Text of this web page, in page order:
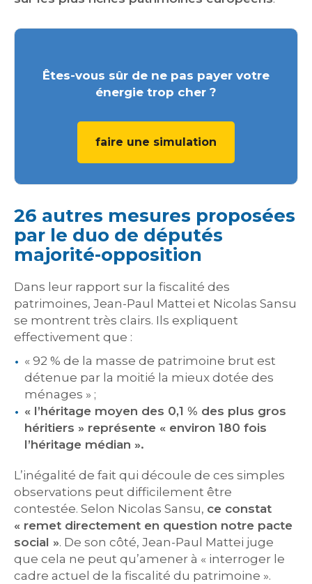
Êtes-vous sûr de ne pas payer votre
énergie trop cher ?
faire une simulation
26 autres mesures proposées
par le duo de députés
majorité-opposition
Dans leur rapport sur la fiscalité des
patrimoines, Jean-Paul Mattei et Nicolas Sansu
se montrent très clairs. Ils expliquent
effectivement que :
« 92 % de la masse de patrimoine brut est
détenue par la moitié la mieux dotée des
ménages » ;
« l’héritage moyen des 0,1 % des plus gros
héritiers » représente « environ 180 fois
l’héritage médian ».
L’inégalité de fait qui découle de ces simples
observations peut difficilement être
contestée. Selon Nicolas Sansu, ce constat
« remet directement en question notre pacte
social ». De son côté, Jean-Paul Mattei juge
que cela ne peut qu’amener à « interroger le
cadre actuel de la fiscalité du patrimoine ».